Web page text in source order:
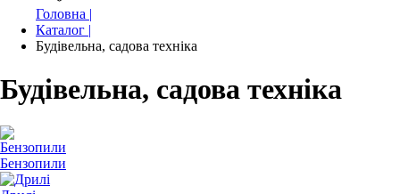
Головна |
Каталог |
Будівельна, садова техніка
Будівельна, садова техніка
Бензопили